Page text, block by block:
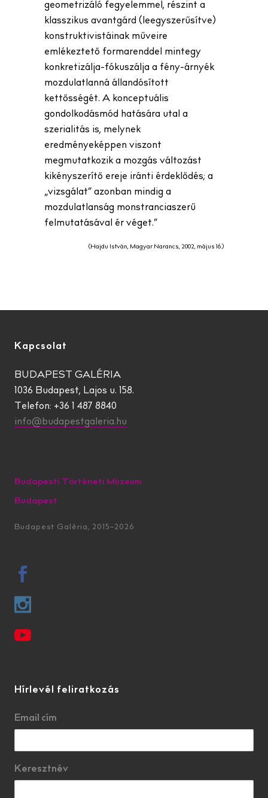
geometrizáló fegyelemmel, részint a
klasszikus avantgárd (leegyszerűsítve)
konstruktivistáinak műveire
emlékeztető formarenddel mintegy
konkretizálja-fókuszálja a fény-árnyék
mozdulatlanná állandósított
kettősségét. A konceptuális
gondolkodásmód hatására utal a
szerialitás is, melynek
eredményeképpen viszont
megmutatkozik a mozgás változást
kikényszerítő ereje iránti érdeklődés; a
„vizsgálat” azonban mindig a
mozdulatlanság monstranciaszerű
felmutatásával ér véget.”
(Hajdu István, Magyar Narancs, 2002, május 16.)
Kapcsolat
BUDAPEST GALÉRIA
1036 Budapest, Lajos u. 158.
Telefon: +36 1 487 8840
info@budapestgaleria.hu
Budapesti Történeti Múzeum
Budapest
Budapest Galéria, 2015–2026
Hírlevél feliratkozás
Email cím
Keresztnév